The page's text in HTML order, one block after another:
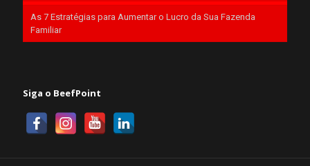
As 7 Estratégias para Aumentar o Lucro da Sua Fazenda
Familiar
Siga o BeefPoint